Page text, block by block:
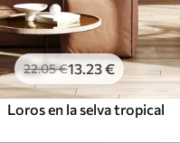
22.05€13.23€
Loros en la selva tropical